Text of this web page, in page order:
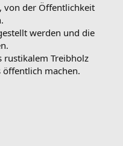
von der Öffentlichkeit
werden und die
rustikalem Treibholz
öffentlich machen.